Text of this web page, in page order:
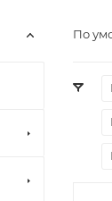
По